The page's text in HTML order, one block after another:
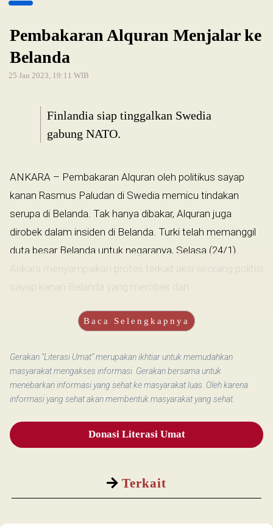
Terkait
Pembakaran Alquran Menjalar ke
Belanda
25 Jan 2023, 19:11 WIB
Finlandia siap tinggalkan Swedia
gabung NATO.
ANKARA – Pembakaran Alquran oleh politikus sayap
kanan Rasmus Paludan di Swedia memicu tindakan
serupa di Belanda. Tak hanya dibakar, Alquran juga
dirobek dalam insiden di Belanda. Turki telah memanggil
duta besar Belanda untuk negaranya, Selasa (24/1).
Ankara menyampaikan protes terkait aksi seorang politisi
sayap kanan Belanda yang merobek dan...
Baca Selengkapnya
Gerakan “Literasi Umat” merupakan ikhtiar untuk memudahkan
masyarakat mengakses informasi. Gerakan bersama untuk
menebarkan informasi yang sehat ke masyarakat luas. Oleh karena
informasi yang sehat akan membentuk masyarakat yang sehat.
Donasi Literasi Umat